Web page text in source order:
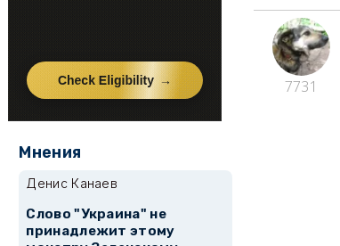
7731
Мнения
Денис Канаев
Слово "Украина" не
принадлежит этому